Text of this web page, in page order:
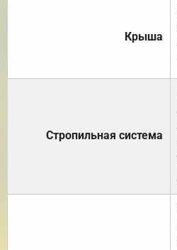
Крыша
Стропильная система